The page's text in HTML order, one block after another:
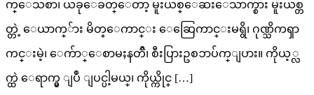
က္ေသစာ၊ ယခုေခတ္ေတာ့ မူးယစ္ေဆးေသာက္စား မူးယစ္တ
တ္တဲ့ ေယာက္်ား မိတ္ေကာင္း ေဆြေကာင္းမရွိ၊ ဂုဏ္သိကၡာ
ကင္းမဲ့၊ ေက်ာ္ေစာမႈနတၳိ၊ စီးပြားဥစၥာပ်က္ျပား။ ကိုယ့္လ
က္ထဲ ေရာက္မွ ျပဳ ျပင္ပါ့မယ္၊ ကိုယ္ကိုင္ […]